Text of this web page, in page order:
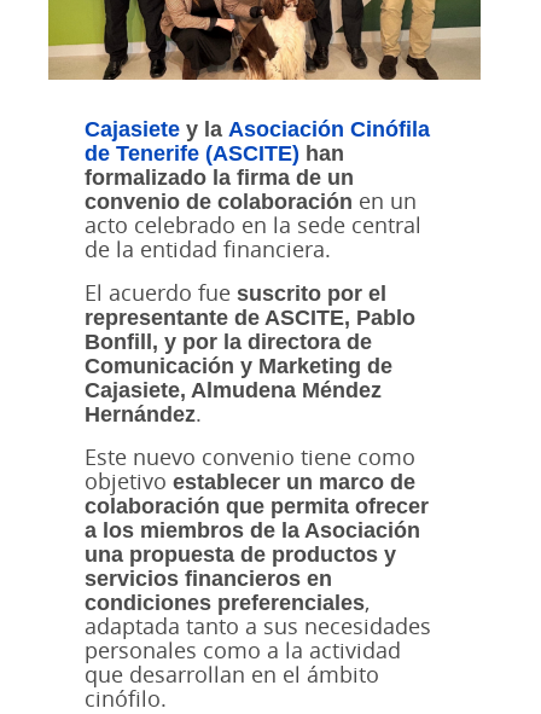
Cajasiete y la Asociación Cinófila
de Tenerife (ASCITE) han
formalizado la firma de un
convenio de colaboración en un
acto celebrado en la sede central
de la entidad financiera.
El acuerdo fue suscrito por el
representante de ASCITE, Pablo
Bonfill, y por la directora de
Comunicación y Marketing de
Cajasiete, Almudena Méndez
Hernández.
Este nuevo convenio tiene como
objetivo establecer un marco de
colaboración que permita ofrecer
a los miembros de la Asociación
una propuesta de productos y
servicios financieros en
condiciones preferenciales,
adaptada tanto a sus necesidades
personales como a la actividad
que desarrollan en el ámbito
cinófilo.